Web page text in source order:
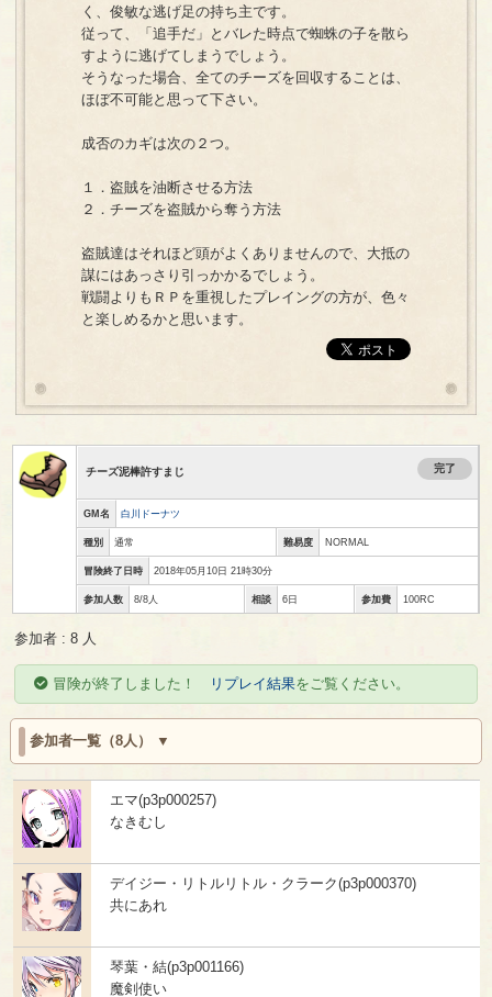
く、俊敏な逃げ足の持ち主です。
従って、「追手だ」とバレた時点で蜘蛛の子を散ら
すように逃げてしまうでしょう。
そうなった場合、全てのチーズを回収することは、
ほぼ不可能と思って下さい。
成否のカギは次の２つ。
１．盗賊を油断させる方法
２．チーズを盗賊から奪う方法
盗賊達はそれほど頭がよくありませんので、大抵の
謀にはあっさり引っかかるでしょう。
戦闘よりもＲＰを重視したプレイングの方が、色々
と楽しめるかと思います。
チーズ泥棒許すまじ 完了
GM名 白川ドーナツ
種別 通常 難易度 NORMAL
冒険終了日時 2018年05月10日 21時30分
参加人数 8/8人 相談 6日 参加費 100RC
参加者 : 8 人
冒険が終了しました！ リプレイ結果をご覧ください。
参加者一覧（8人）
エマ(p3p000257)
なきむし
デイジー・リトルリトル・クラーク(p3p000370)
共にあれ
琴葉・結(p3p001166)
魔剣使い